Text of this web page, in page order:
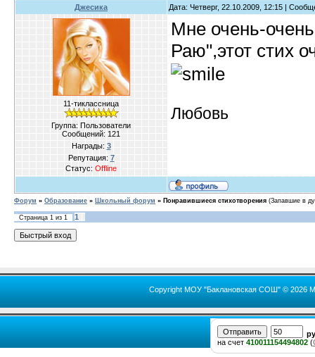
Джесика Дата: Четверг, 22.10.2009, 12:15 |
11-тиклассница
Группа: Пользователи
Сообщений: 121
Награды: 3
Репутация: 7
Статус: Offline
Мне очень-
Раю",этот стих
Любовь
Форум » Образование » Школьный форум » Понравившиеся стихотворения (Запавшие в
Страница 1 из 1 1
Copyright МОУ "Баклановская СОШ" © 2026
на счет 410011154494802 (